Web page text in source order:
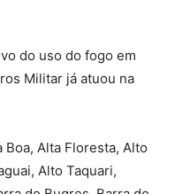
do uso do fogo em
Militar já atuou na
Alta Floresta, Alto
Alto Taquari,